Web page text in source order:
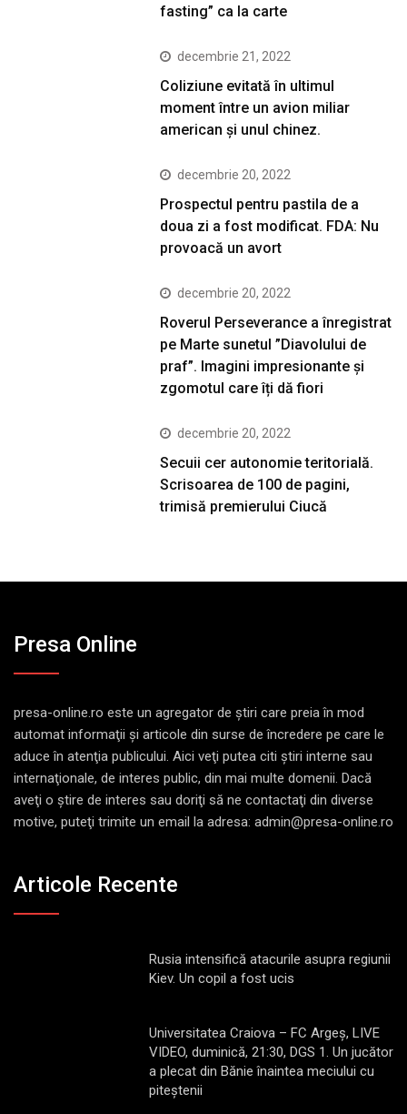
fasting” ca la carte
decembrie 21, 2022
Coliziune evitată în ultimul
moment între un avion miliar
american şi unul chinez.
decembrie 20, 2022
Prospectul pentru pastila de a
doua zi a fost modificat. FDA: Nu
provoacă un avort
decembrie 20, 2022
Roverul Perseverance a înregistrat
pe Marte sunetul ”Diavolului de
praf”. Imagini impresionante și
zgomotul care îți dă fiori
decembrie 20, 2022
Secuii cer autonomie teritorială.
Scrisoarea de 100 de pagini,
trimisă premierului Ciucă
Presa Online
presa-online.ro este un agregator de ştiri care preia în mod
automat informaţii şi articole din surse de încredere pe care le
aduce în atenţia publicului. Aici veţi putea citi ştiri interne sau
internaţionale, de interes public, din mai multe domenii. Dacă
aveţi o ştire de interes sau doriţi să ne contactaţi din diverse
motive, puteţi trimite un email la adresa: admin@presa-online.ro
Articole Recente
Rusia intensifică atacurile asupra regiunii
Kiev. Un copil a fost ucis
Universitatea Craiova – FC Argeș, LIVE
VIDEO, duminică, 21:30, DGS 1. Un jucător
a plecat din Bănie înaintea meciului cu
piteștenii